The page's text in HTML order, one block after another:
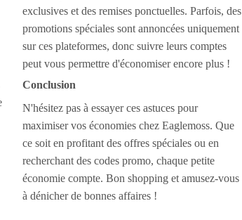
exclusives et des remises ponctuelles. Parfois, des
promotions spéciales sont annoncées uniquement
sur ces plateformes, donc suivre leurs comptes
peut vous permettre d'économiser encore plus !
Conclusion
N'hésitez pas à essayer ces astuces pour
maximiser vos économies chez Eaglemoss. Que
ce soit en profitant des offres spéciales ou en
recherchant des codes promo, chaque petite
économie compte. Bon shopping et amusez-vous
à dénicher de bonnes affaires !